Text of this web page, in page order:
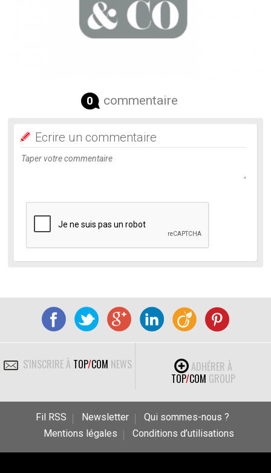
0 commentaire
Ecrire un commentaire
S'INSCRIRE À TOP/COM NEWS
ADHÉRER À
TOP/COM GROUP
Fil RSS Newsletter
Qui sommes-nous ?
Mentions légales
Conditions d’utilisations